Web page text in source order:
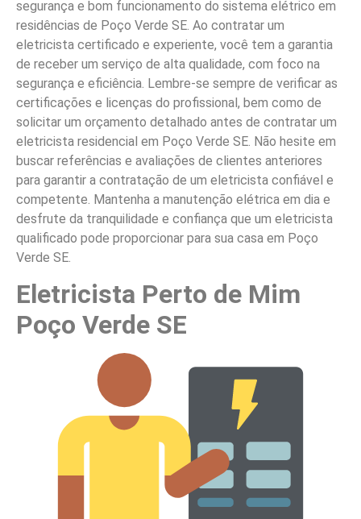
segurança e bom funcionamento do sistema elétrico em
residências de Poço Verde SE. Ao contratar um
eletricista certificado e experiente, você tem a garantia
de receber um serviço de alta qualidade, com foco na
segurança e eficiência. Lembre-se sempre de verificar as
certificações e licenças do profissional, bem como de
solicitar um orçamento detalhado antes de contratar um
eletricista residencial em Poço Verde SE. Não hesite em
buscar referências e avaliações de clientes anteriores
para garantir a contratação de um eletricista confiável e
competente. Mantenha a manutenção elétrica em dia e
desfrute da tranquilidade e confiança que um eletricista
qualificado pode proporcionar para sua casa em Poço
Verde SE.
Eletricista Perto de Mim
Poço Verde SE